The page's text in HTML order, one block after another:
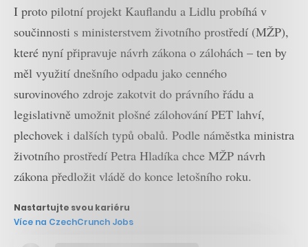
I proto pilotní projekt Kauflandu a Lidlu probíhá v
součinnosti s ministerstvem životního prostředí (MŽP),
které nyní připravuje návrh zákona o zálohách – ten by
měl využití dnešního odpadu jako cenného
surovinového zdroje zakotvit do právního řádu a
legislativně umožnit plošné zálohování PET lahví,
plechovek i dalších typů obalů. Podle náměstka ministra
životního prostředí Petra Hladíka chce MŽP návrh
zákona předložit vládě do konce letošního roku.
Nastartujte svou kariéru
Více na CzechCrunch Jobs